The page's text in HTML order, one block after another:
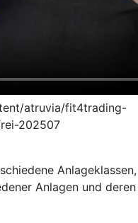
atruvia/fit4trading-
202507
Anlageklassen,
Anlagen und deren